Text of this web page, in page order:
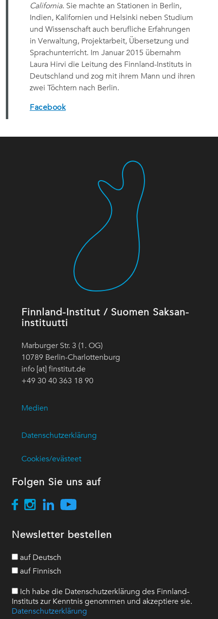
California. Sie machte an Stationen in Berlin,
Indien, Kalifornien und Helsinki neben Studium
und Wissenschaft auch berufliche Erfahrungen
in Verwaltung, Projektarbeit, Übersetzung und
Sprachunterricht. Im Januar 2015 übernahm
Laura Hirvi die Leitung des Finnland-Instituts in
Deutschland und zog mit ihrem Mann und ihren
zwei Töchtern nach Berlin.
Facebook
Finnland-Institut / Suomen Saksan-
instituutti
Marburger Str. 3 (1. OG)
10789 Berlin-Charlottenburg
info [at] finstitut.de
+49 30 40 363 18 90
Medien
Datenschutzerklärung
Cookies/evästeet
Folgen Sie uns auf
Newsletter bestellen
auf Deutsch
auf Finnisch
Ich habe die Datenschutzerklärung des Finnland-
Instituts zur Kenntnis genommen und akzeptiere sie.
Datenschutzerklärung